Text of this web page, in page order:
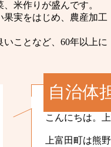
米作りが盛んです。
実をはじめ、農産加工
ことなど、60年以上に
自治体
こんにちは。
上富田町は熊